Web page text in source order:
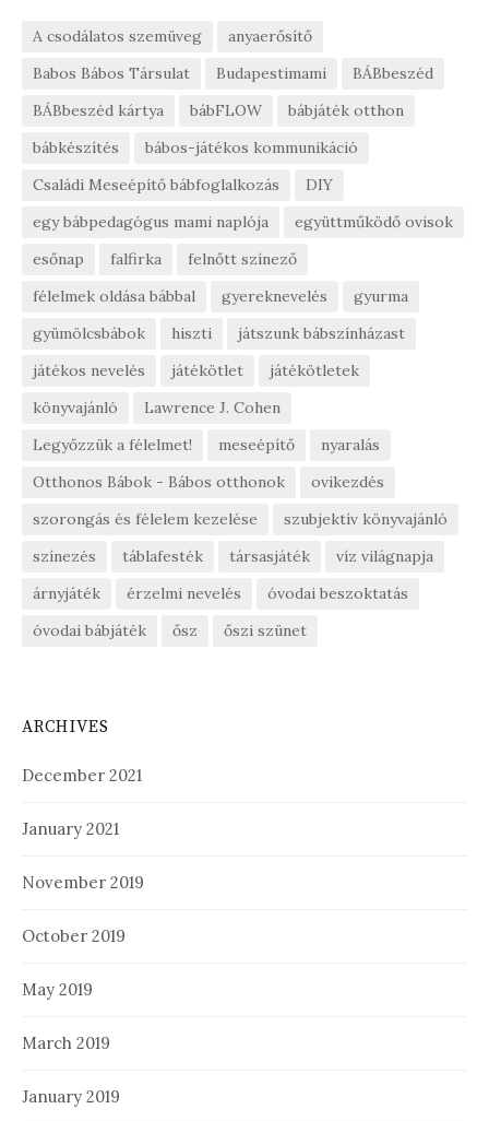
A csodálatos szemüveg
anyaerősítő
Babos Bábos Társulat
Budapestimami
BÁBbeszéd
BÁBbeszéd kártya
bábFLOW
bábjáték otthon
bábkészítés
bábos-játékos kommunikáció
Családi Meseépítő bábfoglalkozás
DIY
egy bábpedagógus mami naplója
együttműködő ovisok
esőnap
falfirka
felnőtt színező
félelmek oldása bábbal
gyereknevelés
gyurma
gyümölcsbábok
hiszti
játszunk bábszínházast
játékos nevelés
játékötlet
játékötletek
könyvajánló
Lawrence J. Cohen
Legyőzzük a félelmet!
meseépítő
nyaralás
Otthonos Bábok - Bábos otthonok
ovikezdés
szorongás és félelem kezelése
szubjektív könyvajánló
színezés
táblafesték társasjáték
víz világnapja
árnyjáték
érzelmi nevelés
óvodai beszoktatás
óvodai bábjáték
ősz őszi szünet
ARCHIVES
December 2021
January 2021
November 2019
October 2019
May 2019
March 2019
January 2019